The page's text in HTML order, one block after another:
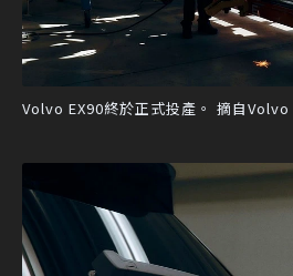
Volvo EX90終於正式投產。 摘自Volvo